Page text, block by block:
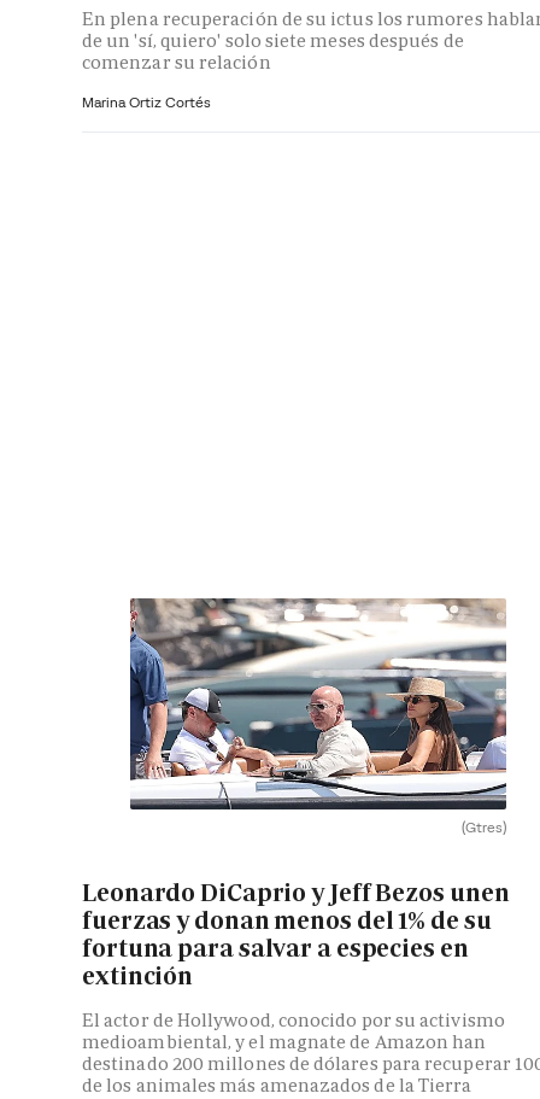
En plena recuperación de su ictus los rumores
de un 'sí, quiero' solo siete meses después de
comenzar su relación
Marina Ortiz Cortés
(Gtres)
Leonardo DiCaprio y Jeff Bezos unen
fuerzas y donan menos del 1% de su
fortuna para salvar a especies en
extinción
El actor de Hollywood, conocido por su activismo
medioambiental, y el magnate de Amazon han
destinado 200 millones de dólares para recuperar
de los animales más amenazados de la Tierra